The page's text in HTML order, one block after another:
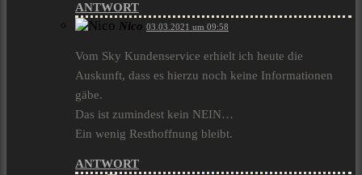
ANTWORT
Nico 03.03.2021 um 09:58
Vom Sky Kundenservice erhielt ich heute die
Auskunft, dass es hierzu noch keine Informationen
gäbe.
Das ist zumindest kein NEIN…
Ein wenig Resthoffnung bleibt.
ANTWORT